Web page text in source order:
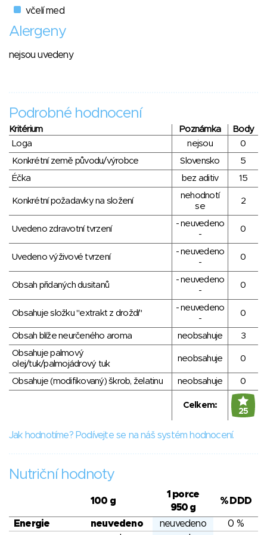
včelí med
Alergeny
nejsou uvedeny
Podrobné hodnocení
Kritérium Poznámka
Body
Loga
nejsou
0
Konkrétní země původu/výrobce
Slovensko
5
Éčka
bez aditiv 15
Konkrétní požadavky na složení
nehodnotí
se
2
Uvedeno zdravotní tvrzení
- neuvedeno
-
0
Uvedeno výživové tvrzení
- neuvedeno
-
0
Obsah přidaných dusitanů
- neuvedeno
-
0
Obsahuje složku "extrakt z droždí"
- neuvedeno
-
0
Obsah blíže neurčeného aroma neobsahuje
3
Obsahuje palmový
olej/tuk/palmojádrový tuk
neobsahuje 0
Obsahuje (modifikovaný) škrob, želatinu neobsahuje 0
Celkem:
25
Jak hodnotíme? Podívejte se na náš systém hodnocení.
Nutriční hodnoty
100 g
1 porce
950 g
% DDD
Energie neuvedeno neuvedeno
0 %